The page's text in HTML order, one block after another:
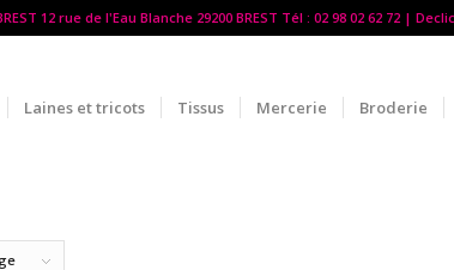
12 rue de l'Eau Blanche 29200 BREST Tél : 02 98 02 62 72 |
Laines et tricots Tissus Mercerie Broderie